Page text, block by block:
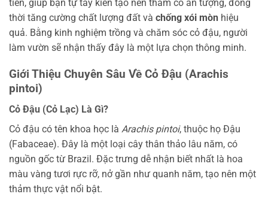
tiễn, giúp bạn tự tay kiến tạo nên thảm cỏ ấn tượng, đồng
thời tăng cường chất lượng đất và chống xói mòn hiệu
quả. Bằng kinh nghiệm trồng và chăm sóc cỏ đậu, người
làm vườn sẽ nhận thấy đây là một lựa chọn thông minh.
Giới Thiệu Chuyên Sâu Về Cỏ Đậu (Arachis
pintoi)
Cỏ Đậu (Cỏ Lạc) Là Gì?
Cỏ đậu có tên khoa học là Arachis pintoi, thuộc họ Đậu
(Fabaceae). Đây là một loại cây thân thảo lâu năm, có
nguồn gốc từ Brazil. Đặc trưng dễ nhận biết nhất là hoa
màu vàng tươi rực rỡ, nở gần như quanh năm, tạo nên một
thảm thực vật nổi bật.